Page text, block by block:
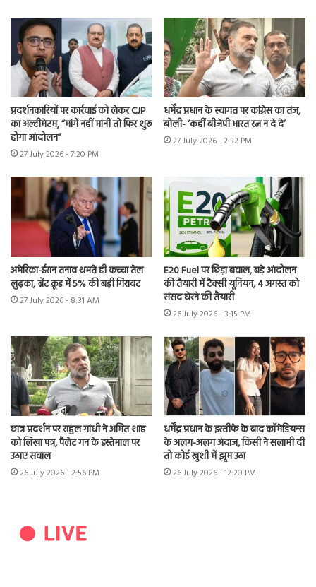
प्रदर्शनकारियों पर कार्रवाई को लेकर CJP
का अल्टीमेटम, “मांगें नहीं मानीं तो फिर शुरू
होगा आंदोलन”
27 July 2026 - 7:20 PM
धर्मेंद्र प्रधान के स्वागत पर कांग्रेस का तंज,
बोली- ‘कहीं बीजेपी भारत रत्न न दे दे’
27 July 2026 - 2:32 PM
अमेरिका-ईरान तनाव थमते ही कच्चा तेल
लुढ़का, ब्रेंट क्रूड में 5% की बड़ी गिरावट
27 July 2026 - 8:31 AM
E20 Fuel पर छिड़ा बवाल, बड़े आंदोलन
की तैयारी में टैक्सी यूनियन, 4 अगस्त को
संसद घेरने की तैयारी
26 July 2026 - 3:15 PM
छात्र प्रदर्शन पर राहुल गांधी ने अमित शाह
को लिखा पत्र, पैलेट गन के इस्तेमाल पर
उठाए सवाल
26 July 2026 - 2:56 PM
धर्मेंद्र प्रधान के इस्तीफे के बाद कॉमेडियन्स
के अलग-अलग अंदाज, किसी ने सलामी दी
तो कोई खुशी में झूम उठा
26 July 2026 - 12:20 PM